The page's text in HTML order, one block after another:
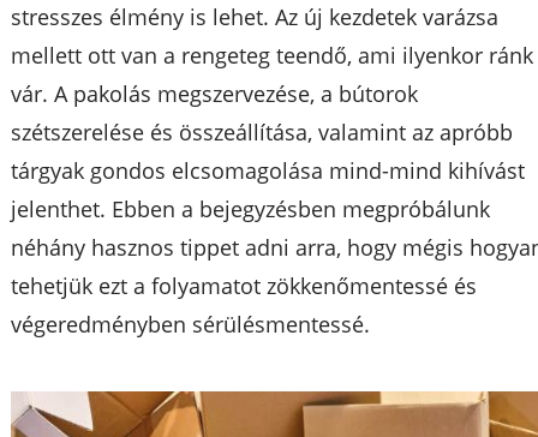
stresszes élmény is lehet. Az új kezdetek varázsa
mellett ott van a rengeteg teendő, ami ilyenkor ránk
vár. A pakolás megszervezése, a bútorok
szétszerelése és összeállítása, valamint az apróbb
tárgyak gondos elcsomagolása mind-mind kihívást
jelenthet. Ebben a bejegyzésben megpróbálunk
néhány hasznos tippet adni arra, hogy mégis
tehetjük ezt a folyamatot zökkenőmentessé és
végeredményben sérülésmentessé.